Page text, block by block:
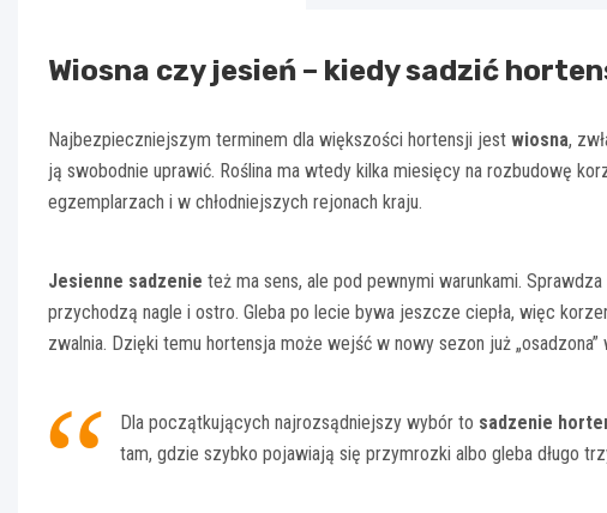
Wiosna czy jesień – kiedy sadzić
Najbezpieczniejszym terminem dla większości hortensji jest wiosna,
ją swobodnie uprawić. Roślina ma wtedy kilka miesięcy na rozbudowę
egzemplarzach i w chłodniejszych rejonach kraju.
Jesienne sadzenie też ma sens, ale pod pewnymi warunkami.
przychodzą nagle i ostro. Gleba po lecie bywa jeszcze ciepła, więc
zwalnia. Dzięki temu hortensja może wejść w nowy sezon już „osadzona”
Dla początkujących najrozsądniejszy wybór to sadzenie
tam, gdzie szybko pojawiają się przymrozki albo gleba długo